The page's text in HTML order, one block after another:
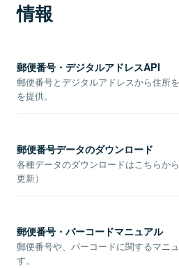
情報
郵便番号・デジタルアドレスAPI
郵便番号とデジタルアドレスから住所
を提供。
郵便番号データのダウンロード
各種データのダウンロードはこちらか
更新）
郵便番号・バーコードマニュアル
郵便番号や、バーコードに関するマニ
す。